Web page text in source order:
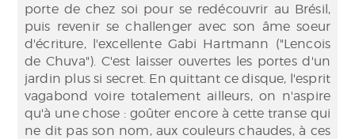
porte de chez soi pour se redécouvrir au Brésil,
puis revenir se challenger avec son âme soeur
d'écriture, l'excellente Gabi Hartmann ("Lencois
de Chuva"). C'est laisser ouvertes les portes d'un
jardin plus si secret. En quittant ce disque, l'esprit
vagabond voire totalement ailleurs, on n'aspire
qu'à une chose : goûter encore à cette transe qui
ne dit pas son nom, aux couleurs chaudes, à ces